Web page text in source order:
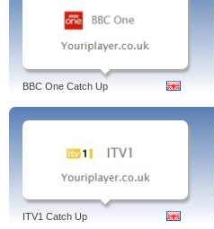
BBC One Catch Up
ITV1 Catch Up